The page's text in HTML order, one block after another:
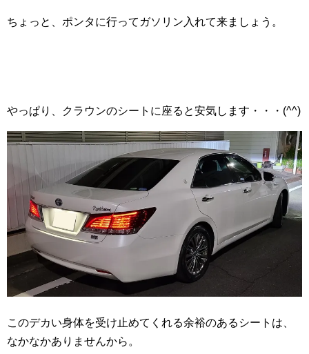
ちょっと、ポンタに行ってガソリン入れて来ましょう。
やっぱり、クラウンのシートに座ると安気します・・・(^^)
このデカい身体を受け止めてくれる余裕のあるシートは、
なかなかありませんから。